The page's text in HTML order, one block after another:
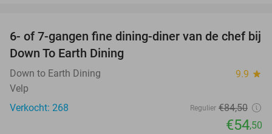
36%
6- of 7-gangen fine dining-diner van de chef bij
Down To Earth Dining
Down to Earth Dining 9.9 star
Velp
Verkocht: 268
Regulier €84,50
€54,50